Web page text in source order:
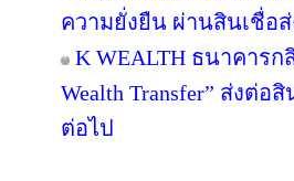
ความยั่งยืน ผ่านสินเชื่อส่
K WEALTH ธนาคารก
Wealth Transfer” ส่งต่
ต่อไป